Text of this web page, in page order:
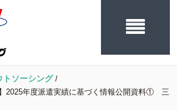
トソーシング/
2025年度派遣実績に基づく情報公開資料① 三